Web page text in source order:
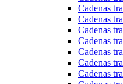
Cadenas
Cadenas
Cadenas
Cadenas
Cadenas
Cadenas
Cadenas